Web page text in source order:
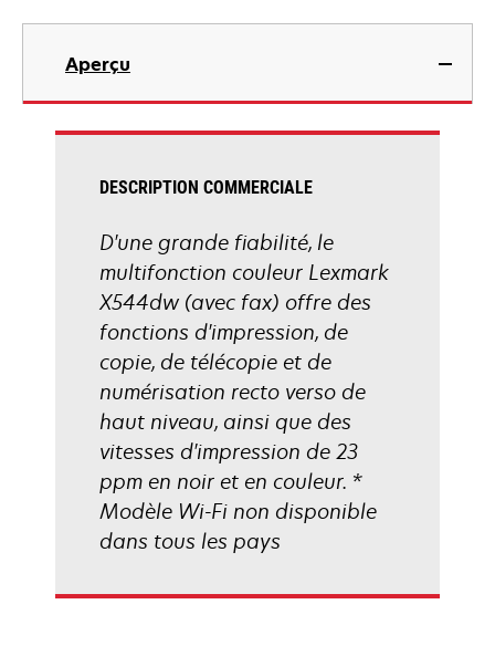
s’ouvre
nouvel
onglet
Aperçu
DESCRIPTION COMMERCIALE
D'une grande fiabilité, le
multifonction couleur Lexmark
X544dw (avec fax) offre des
fonctions d'impression, de
copie, de télécopie et de
numérisation recto verso de
haut niveau, ainsi que des
vitesses d'impression de 23
ppm en noir et en couleur. *
Modèle Wi-Fi non disponible
dans tous les pays